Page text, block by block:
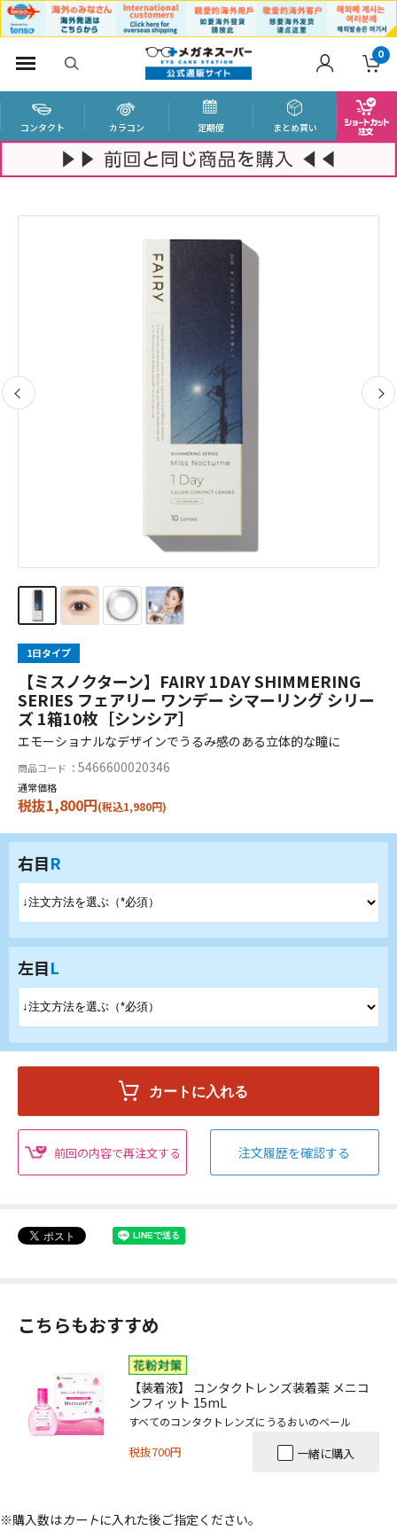
0
コンタクト カラコン 定期便 まとめ買い
1日タイプ
【ミスノクターン】FAIRY 1DAY SHIMMERING
SERIES フェアリー ワンデー シマーリング シリー
ズ 1箱10枚［シンシア］
エモーショナルなデザインでうるみ感のある立体的な瞳に
商品コード ： 5466600020346
通常価格
税抜1,800円(税込1,980円)
右目R
左目L
前回の内容で再注文する 注文履歴を確認する
こちらもおすすめ
【装着液】 コンタクトレンズ装着薬 メニコ
ンフィット 15mL
すべてのコンタクトレンズにうるおいのベール
税抜700円 一緒に購入
※購入数はカートに入れた後ご指定ください。